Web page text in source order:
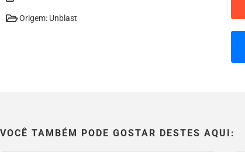
Origem: Unblast
VOCÊ TAMBÉM PODE GOSTAR DESTES AQUI: